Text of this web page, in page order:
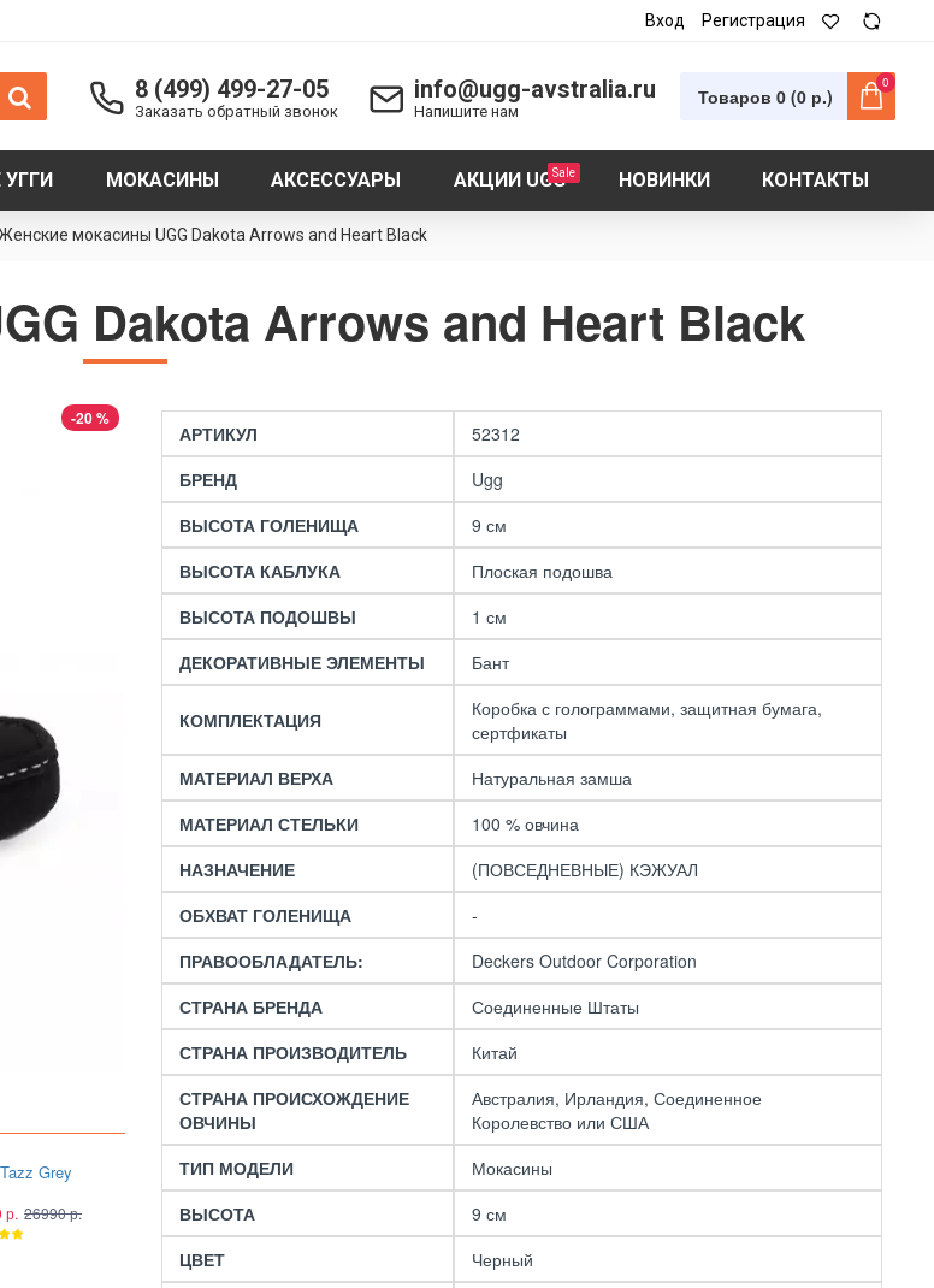
Вход Регистрация
8 (499) 499-27-05
Заказать обратный звонок
info@ugg-avstralia.ru
Напишите нам
Товаров 0 (0 р.)
0
МОКАСИНЫ АКСЕССУАРЫ АКЦИИ UGGSale НОВИНКИ КОНТАКТЫ
мокасины UGG Dakota Arrows and Heart Black
Dakota Arrows and Heart Black
-20 %
Grey
р. 26990 р.
UGG Tazz Smoke
Plume
12490 р.
UGG Bailey ZIP Mini
Black
11490 р.
АРТИКУЛ
52312
БРЕНД
Ugg
ВЫСОТА ГОЛЕНИЩА
9 см
ВЫСОТА КАБЛУКА
Плоская подошва
ВЫСОТА ПОДОШВЫ
1 см
ДЕКОРАТИВНЫЕ ЭЛЕМЕНТЫ
Бант
КОМПЛЕКТАЦИЯ
Коробка с голограммами, защитная бумага,
сертфикаты
МАТЕРИАЛ ВЕРХА
Натуральная замша
МАТЕРИАЛ СТЕЛЬКИ
100 % овчина
НАЗНАЧЕНИЕ
(ПОВСЕДНЕВНЫЕ) КЭЖУАЛ
ОБХВАТ ГОЛЕНИЩА
-
ПРАВООБЛАДАТЕЛЬ:
Deckers Outdoor Corporation
СТРАНА БРЕНДА
Соединенные Штаты
СТРАНА ПРОИЗВОДИТЕЛЬ
Китай
СТРАНА ПРОИСХОЖДЕНИЕ
ОВЧИНЫ
Австралия, Ирландия, Соединенное
Королевство или США
ТИП МОДЕЛИ
Мокасины
ВЫСОТА
9 см
ЦВЕТ
Черный